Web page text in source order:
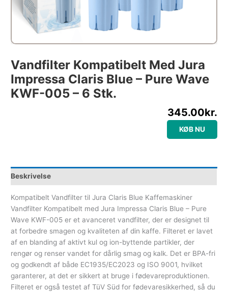
Vandfilter Kompatibelt Med Jura
Impressa Claris Blue – Pure Wave
KWF-005 – 6 Stk.
345.00kr.
KØB NU
Beskrivelse
Kompatibelt Vandfilter til Jura Claris Blue Kaffemaskiner
Vandfilter Kompatibelt med Jura Impressa Claris Blue – Pure
Wave KWF-005 er et avanceret vandfilter, der er designet til
at forbedre smagen og kvaliteten af din kaffe. Filteret er lavet
af en blanding af aktivt kul og ion-byttende partikler, der
rengør og renser vandet for dårlig smag og kalk. Det er BPA-fri
og godkendt af både EC1935/EC2023 og ISO 9001, hvilket
garanterer, at det er sikkert at bruge i fødevareproduktionen.
Filteret er også testet af TüV Süd for fødevaresikkerhed, så du